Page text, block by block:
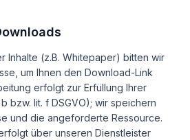
Inhalte (z.B. Whitepaper) bitten wir
um Ihnen den Download-Link
erfolgt zur Erfüllung Ihrer
bzw. lit. f DSGVO); wir speichern
und die angeforderte Ressource.
über unseren Dienstleister